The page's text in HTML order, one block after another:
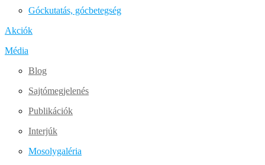
Góckutatás, gócbetegség
Akciók
Média
Blog
Sajtómegjelenés
Publikációk
Interjúk
Mosolygaléria